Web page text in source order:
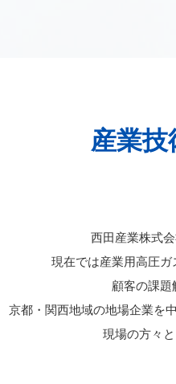
産業
西田産業株式
現在では産業用高圧ガ
顧客の課題
京都・関西地域の地場企業を
現場の方々